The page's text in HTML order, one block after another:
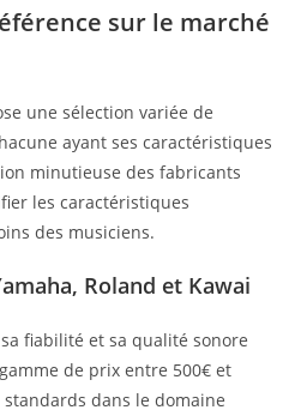
sur le marché
une sélection variée de
ayant ses caractéristiques
minutieuse des fabricants
les caractéristiques
des musiciens.
Roland et Kawai
fiabilité et sa qualité sonore
de prix entre 500€ et
dans le domaine